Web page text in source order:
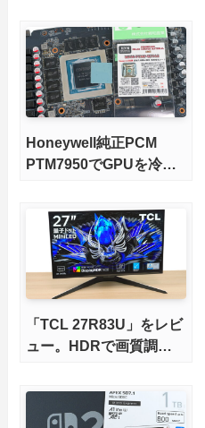
Honeywell純正PCM
PTM7950でGPUを冷や
「TCL 27R83U」をレビ
ュー。HDRで画質調整
輝度も発揮！